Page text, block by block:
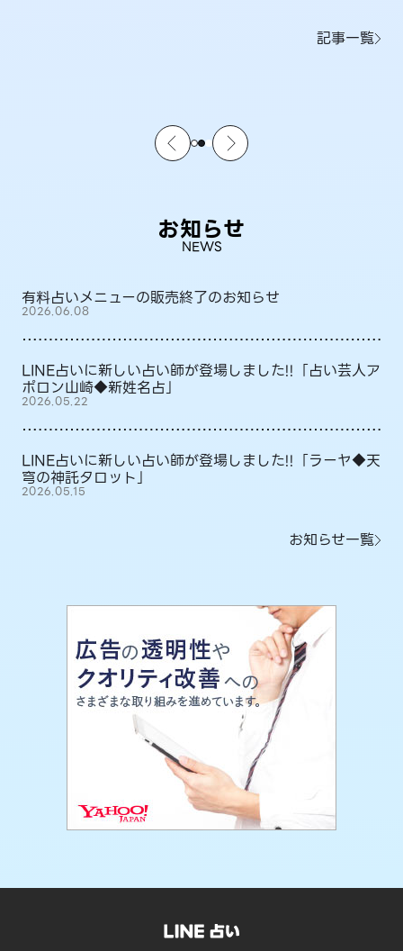
記事一覧
お知らせ
NEWS
有料占いメニューの販売終了のお知らせ
2026.06.08
LINE占いに新しい占い師が登場しました!!「占い芸人ア
ポロン山崎◆新姓名占」
2026.05.22
LINE占いに新しい占い師が登場しました!!「ラーヤ◆天
穹の神託タロット」
2026.05.15
お知らせ一覧